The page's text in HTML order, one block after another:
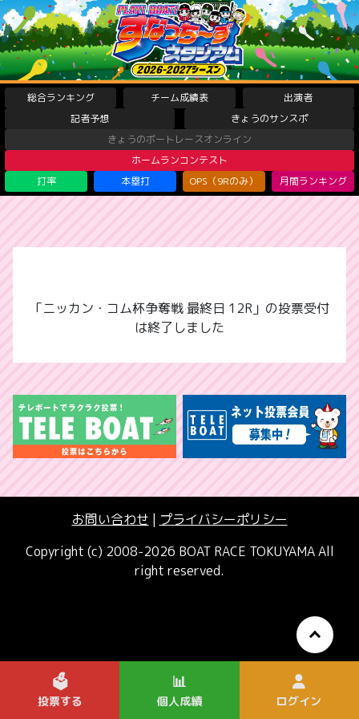
総合ランキング チーム成績表
出演者
記者予想
きょうのサンスポ
きょうのボートレースオンライン
ホームランコンテスト
打率
本塁打 OPS（9Rのみ） 月間ランキング
「ニッカン・コム杯争奪戦 最終日 12R」の投票受付
は終了しました
お問い合わせ | プライバシーポリシー
Copyright (c) 2008-2026 BOAT RACE TOKUYAMA All
right reserved.
🗳️
投票する
📊
個人成績 ログイン